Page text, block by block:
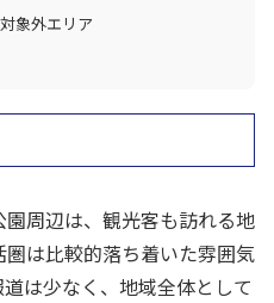
象外エリア
周辺は、観光客も訪れる地
は比較的落ち着いた雰囲気
は少なく、地域全体として